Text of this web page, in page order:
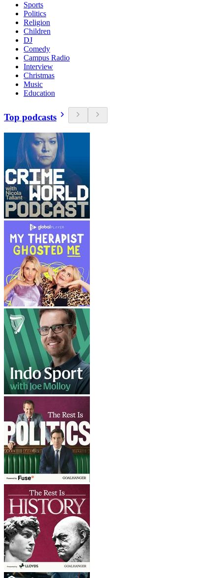
Sports
Politics
Religion
Children
DJ
Comedy
Campus Radio
Interview
Christmas
Music
Education
Top podcasts